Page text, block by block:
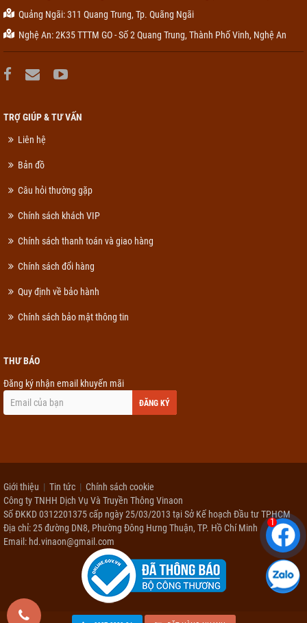
Quảng Ngãi: 311 Quang Trung, Tp. Quãng Ngãi
Nghệ An: 2K35 TTTM GO - Số 2 Quang Trung, Thành Phố Vinh, Nghệ An
TRỢ GIÚP & TƯ VẤN
Liên hệ
Bản đồ
Câu hỏi thường gặp
Chính sách khách VIP
Chính sách thanh toán và giao hàng
Chính sách đổi hàng
Quy định về bảo hành
Chính sách bảo mật thông tin
THƯ BÁO
Đăng ký nhận email khuyến mãi
ĐĂNG KÝ
Giới thiệu Tin tức
Chính sách cookie
Công ty TNHH Dịch Vụ Và Truyền Thông Vinaon
Số ĐKKD 0312201375 cấp ngày 25/03/2013 tại Sở Kế hoạch Đầu tư TPHCM
Địa chỉ: 25 đường DN8, Phường Đông Hưng Thuận, TP. Hồ Chí Minh
Email: hd.vinaon@gmail.com
1